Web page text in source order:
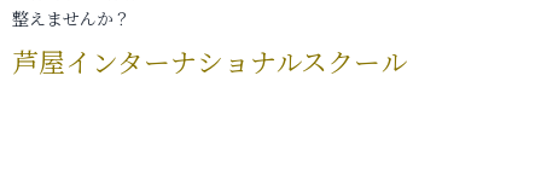
整えませんか？
芦屋インターナショナルスクール